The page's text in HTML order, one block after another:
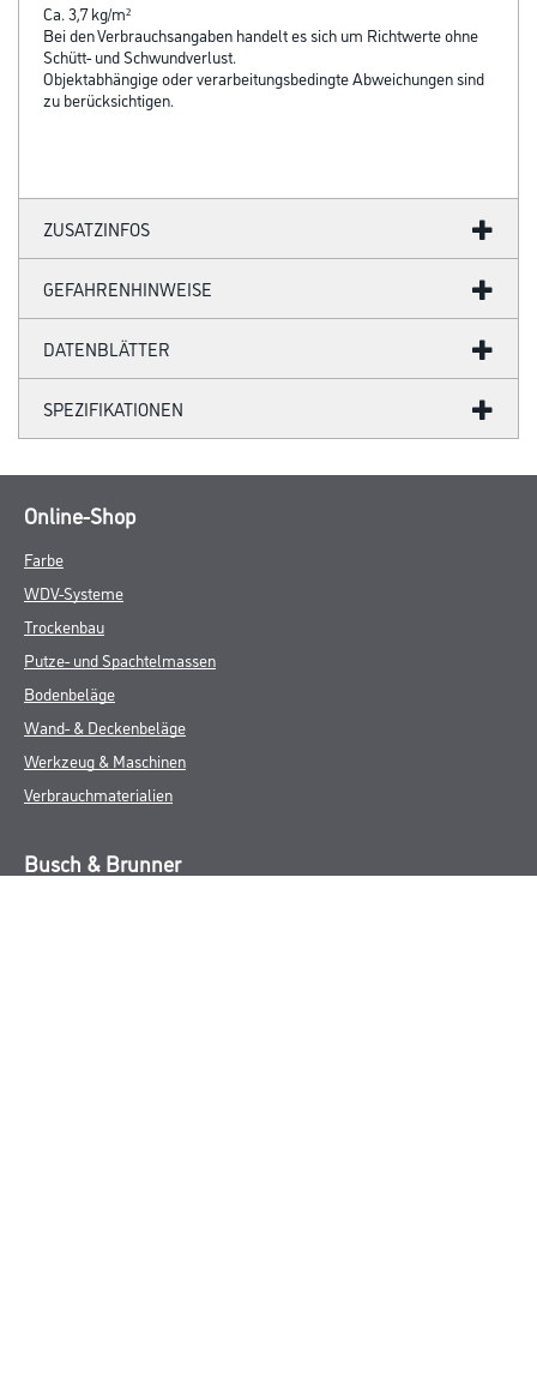
Ca. 3,7 kg/m²
Bei den Verbrauchsangaben handelt es sich um Richtwerte ohne
Schütt- und Schwundverlust.
Objektabhängige oder verarbeitungsbedingte Abweichungen sind
zu berücksichtigen.
ZUSATZINFOS
GEFAHRENHINWEISE
DATENBLÄTTER
SPEZIFIKATIONEN
Online-Shop
Farbe
WDV-Systeme
Trockenbau
Putze- und Spachtelmassen
Bodenbeläge
Wand- & Deckenbeläge
Werkzeug & Maschinen
Verbrauchmaterialien
Busch & Brunner